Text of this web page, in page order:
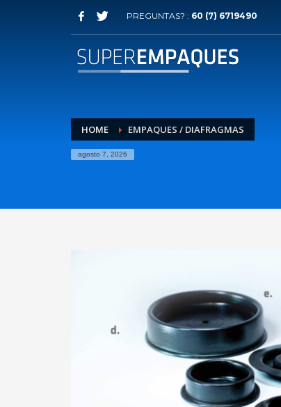
PREGUNTAS? : 60 (7) 6719490
HOME EMPAQUES / DIAFRAGMAS
agosto 7, 2026